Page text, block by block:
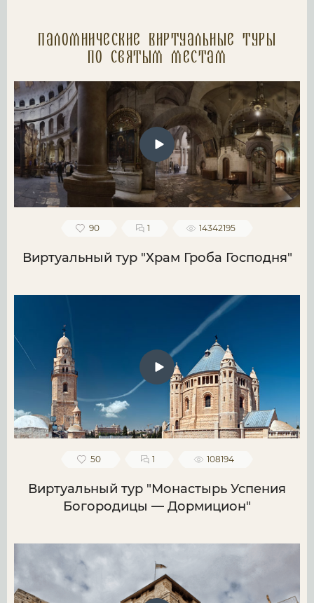
Паломнические Виртуальные туры
по святым местам
90 1 14342195
Виртуальный тур "Храм Гроба Господня"
50 1 108194
Виртуальный тур "Монастырь Успения
Богородицы — Дормицион"